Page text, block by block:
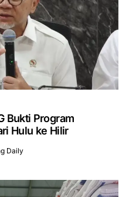
Bukti Program
Hulu ke Hilir
Daily